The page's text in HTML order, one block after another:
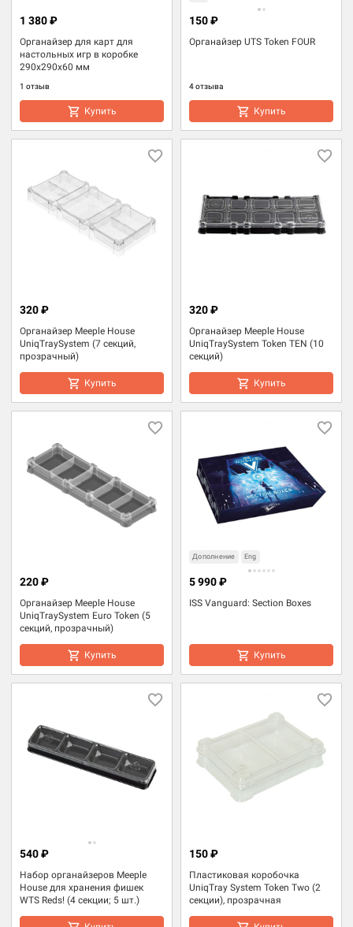
Органайзер для карт для
настольных игр в коробке
290х290х60 мм
1 отзыв
1 380 ₽
Купить
Органайзер UTS Token FOUR
4 отзыва
150 ₽
Купить
Органайзер Meeple House
UniqTraySystem (7 секций,
прозрачный)
320 ₽
Купить
Органайзер Meeple House
UniqTraySystem Token TEN (10
секций)
320 ₽
Купить
Органайзер Meeple House
UniqTraySystem Euro Token (5
секций, прозрачный)
220 ₽
Купить
Дополнение Eng
ISS Vanguard: Section Boxes
5 990 ₽
Купить
Набор органайзеров Meeple
House для хранения фишек
WTS Reds! (4 секции; 5 шт.)
540 ₽
Пластиковая коробочка
UniqTray System Token Two (2
секции), прозрачная
150 ₽